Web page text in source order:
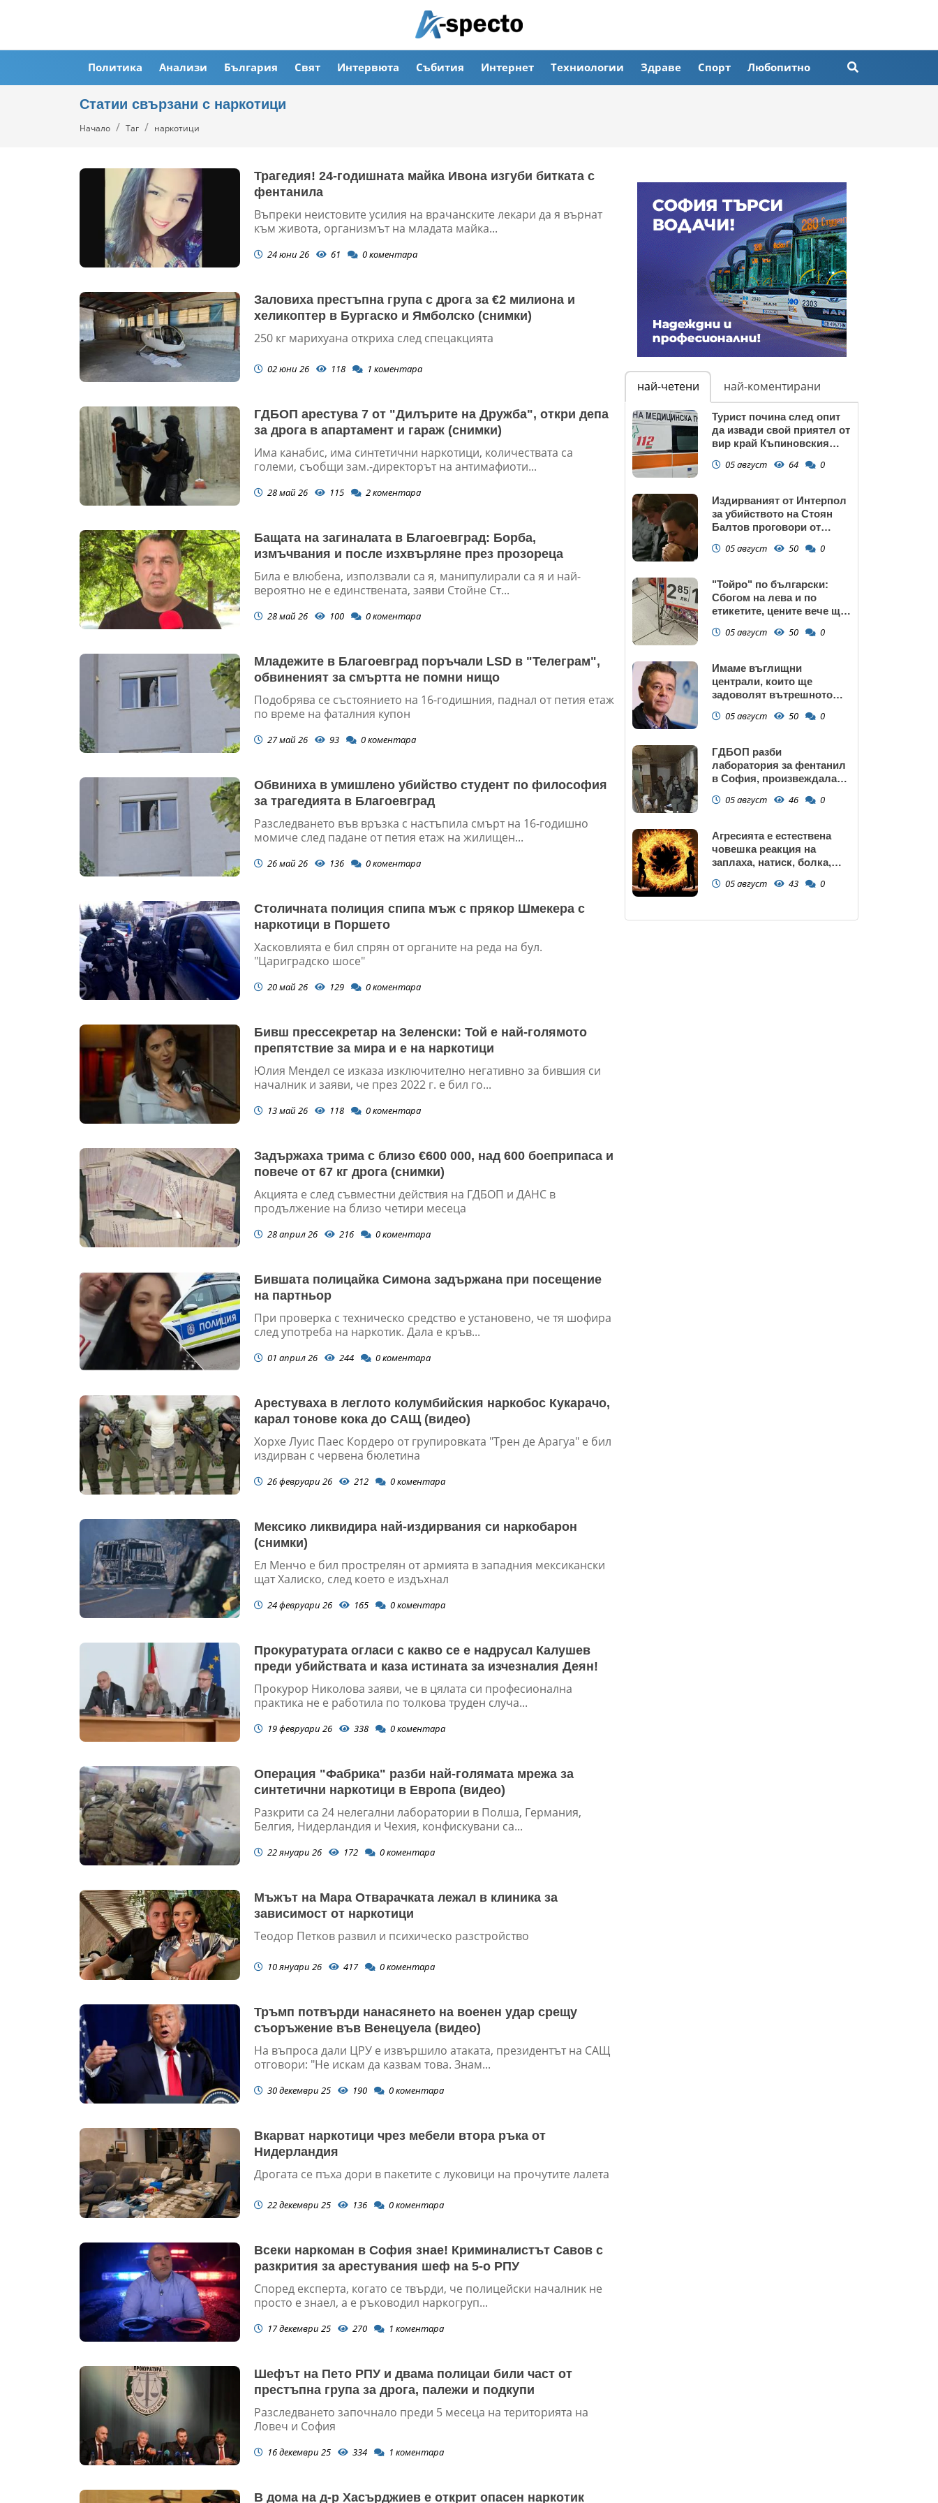
Политика Анализи България Свят Интервюта Събития Интернет Техниологии Здраве Спорт Любопитно
Статии свързани с наркотици
Начало Таг наркотици
Трагедия! 24-годишната майка Ивона изгуби битката с
фентанила
Въпреки неистовите усилия на врачанските лекари да я върнат
към живота, организмът на младата майка...
24 юни 26 61 0коментара
Заловиха престъпна група с дрога за €2 милиона и
хеликоптер в Бургаско и Ямболско (снимки)
250 кг марихуана откриха след спецакцията
02 юни 26 118 1 коментара
ГДБОП арестува 7 от "Дилърите на Дружба", откри депа
за дрога в апартамент и гараж (снимки)
Има канабис, има синтетични наркотици, количествата са
големи, съобщи зам.-директорът на антимафиоти...
28 май 26 115 2коментара
Бащата на загиналата в Благоевград: Борба,
измъчвания и после изхвърляне през прозореца
Била е влюбена, използвали са я, манипулирали са я и най-
вероятно не е единствената, заяви Стойне Ст...
28 май 26 100 0коментара
Младежите в Благоевград поръчали LSD в "Телеграм",
обвиненият за смъртта не помни нищо
Подобрява се състоянието на 16-годишния, паднал от петия етаж
по време на фаталния купон
27 май 26 93 0коментара
Обвиниха в умишлено убийство студент по философия
за трагедията в Благоевград
Разследването във връзка с настъпила смърт на 16-годишно
момиче след падане от петия етаж на жилищен...
26 май 26 136 0коментара
Столичната полиция спипа мъж с прякор Шмекера с
наркотици в Поршето
Хасковлията е бил спрян от органите на реда на бул.
"Цариградско шосе"
20 май 26 129 0коментара
Бивш прессекретар на Зеленски: Той е най-голямото
препятствие за мира и е на наркотици
Юлия Мендел се изказа изключително негативно за бившия си
началник и заяви, че през 2022 г. е бил го...
13 май 26 118 0коментара
Задържаха трима с близо €600 000, над 600 боеприпаса и
повече от 67 кг дрога (снимки)
Акцията е след съвместни действия на ГДБОП и ДАНС в
продължение на близо четири месеца
28 април 26 216 0коментара
Бившата полицайка Симона задържана при посещение
на партньор
При проверка с техническо средство е установено, че тя шофира
след употреба на наркотик. Дала е кръв...
01 април 26 244 0коментара
Арестуваха в леглото колумбийския наркобос Кукарачо,
карал тонове кока до САЩ (видео)
Хорхе Луис Паес Кордеро от групировката "Трен де Арагуа" е бил
издирван с червена бюлетина
26 февруари 26 212 0коментара
Мексико ликвидира най-издирвания си наркобарон
(снимки)
Ел Менчо е бил прострелян от армията в западния мексикански
щат Халиско, след което е издъхнал
24 февруари 26 165 0коментара
Прокуратурата огласи с какво се е надрусал Калушев
преди убийствата и каза истината за изчезналия Деян!
Прокурор Николова заяви, че в цялата си професионална
практика не е работила по толкова труден случа...
19 февруари 26 338 0коментара
Операция "Фабрика" разби най-голямата мрежа за
синтетични наркотици в Европа (видео)
Разкрити са 24 нелегални лаборатории в Полша, Германия,
Белгия, Нидерландия и Чехия, конфискувани са...
22 януари 26 172 0коментара
Мъжът на Мара Отварачката лежал в клиника за
зависимост от наркотици
Теодор Петков развил и психическо разстройство
10 януари 26 417 0коментара
Тръмп потвърди нанасянето на военен удар срещу
съоръжение във Венецуела (видео)
На въпроса дали ЦРУ е извършило атаката, президентът на САЩ
отговори: "Не искам да казвам това. Знам...
30 декември 25 190 0коментара
Вкарват наркотици чрез мебели втора ръка от
Нидерландия
Дрогата се пъха дори в пакетите с луковици на прочутите лалета
22 декември 25 136 0коментара
Всеки наркоман в София знае! Криминалистът Савов с
разкрития за арестувания шеф на 5-о РПУ
Според експерта, когато се твърди, че полицейски началник не
просто е знаел, а е ръководил наркогруп...
17 декември 25 270 1 коментара
Шефът на Пето РПУ и двама полицаи били част от
престъпна група за дрога, палежи и подкупи
Разследването започнало преди 5 месеца на територията на
Ловеч и София
16 декември 25 334 1 коментара
В дома на д-р Хасърджиев е открит опасен наркотик
най-четени най-коментирани
Турист почина след опит
да извади свой приятел от
вир край Къпиновския
05 август 64 0
Издирваният от Интерпол
за убийството на Стоян
Балтов проговори от
05 август 50 0
"Тойро" по български:
Сбогом на лева и по
етикетите, цените вече ще
05 август 50 0
Имаме въглищни
централи, които ще
задоволят вътрешното
05 август 50 0
ГДБОП разби
лаборатория за фентанил
в София, произвеждала
(снимки)
05 август 46 0
Агресията е естествена
човешка реакция на
заплаха, натиск, болка,
граници или пречка за
05 август 43 0